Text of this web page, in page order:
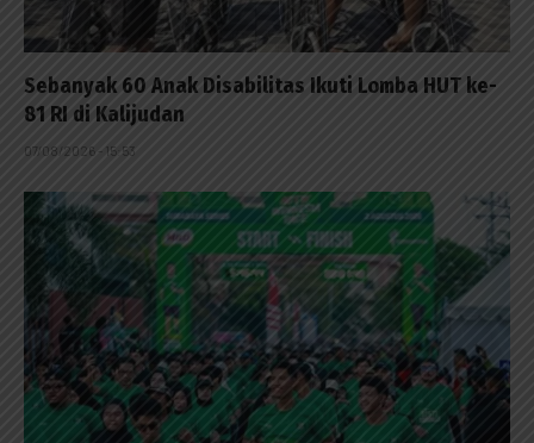
Sebanyak 60 Anak Disabilitas Ikuti Lomba HUT ke-
81 RI di Kalijudan
07/08/2026 - 15:53